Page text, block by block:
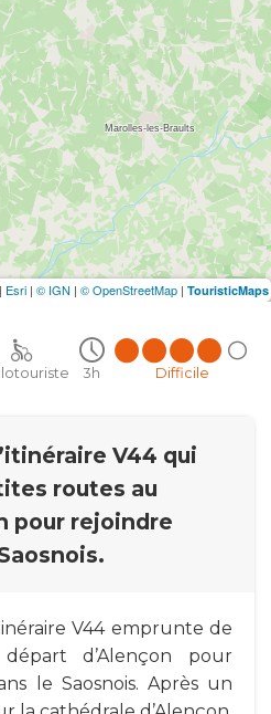
3h Difficile
V44 qui
routes au
pour rejoindre
V44 emprunte de
d’Alençon pour
le Saosnois. Après un
| Esri | © IGN | © OpenStreetMap | TouristicMaps